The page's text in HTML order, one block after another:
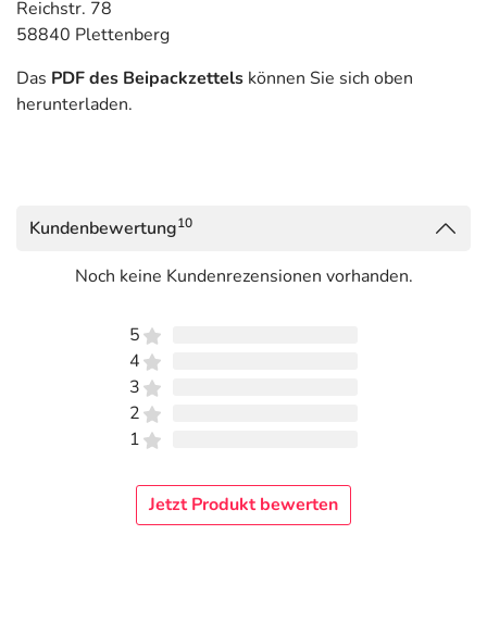
Reichstr. 78
58840 Plettenberg
Das PDF des Beipackzettels können Sie sich oben
herunterladen.
Kundenbewertung10
Noch keine Kundenrezensionen vorhanden.
5
4
3
2
1
Jetzt Produkt bewerten